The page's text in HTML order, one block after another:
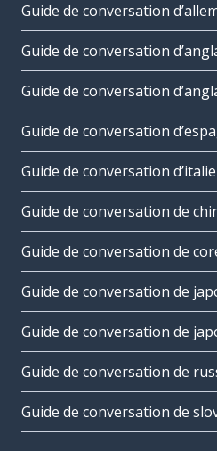
Guide de conversation
Guide de conversation
Guide de conversation
Guide de conversation
Guide de conversation
Guide de conversation de
Guide de conversation de
Guide de conversation de
Guide de conversation de
Guide de conversation de
Guide de conversation de